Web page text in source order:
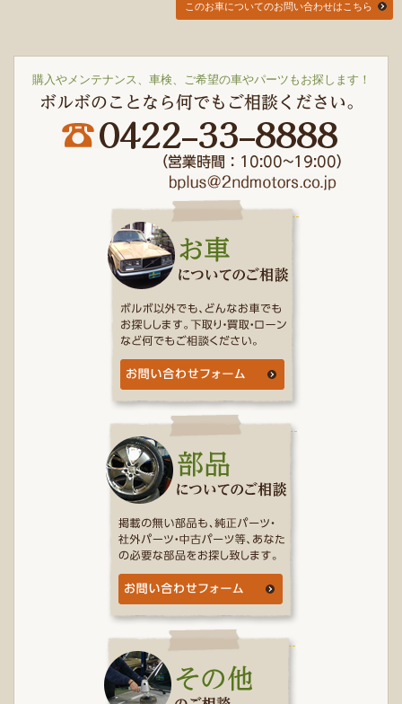
このお車についてのお問い合わせはこちら
購入やメンテナンス、車検、ご希望の車やパーツもお探します！
ボルボのことなら何でもご相談ください。